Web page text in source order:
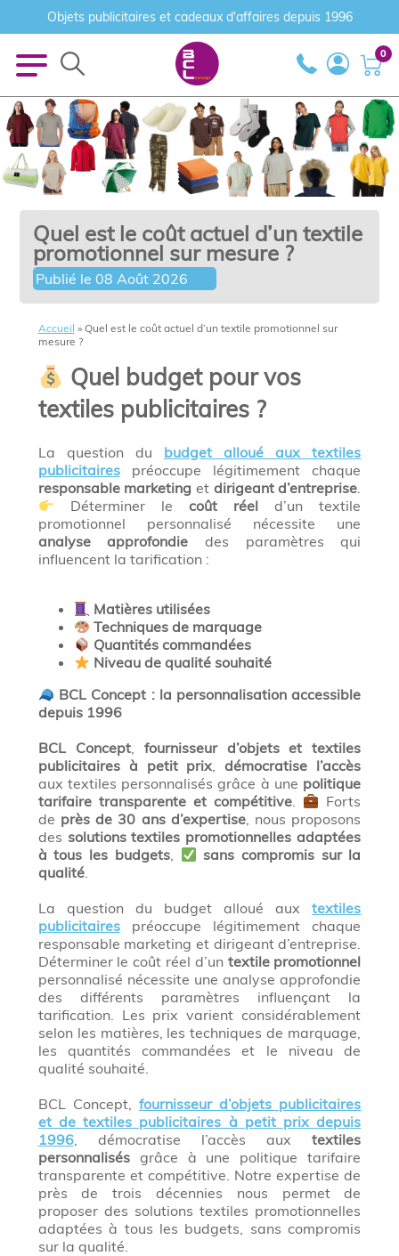
Objets publicitaires et cadeaux d'affaires depuis 1996
0
Quel est le coût actuel d’un textile
promotionnel sur mesure ?
Publié le08 Août 2026
Accueil » Quel est le coût actuel d’un textile promotionnel sur
mesure ?
Quel budget pour vos
textiles publicitaires ?
La question du budget alloué aux textiles
publicitairespréoccupe légitimement chaque
responsable marketing et dirigeant d’entreprise.
Déterminer lecoût réel d’un textile
promotionnel personnalisé nécessite une
analyse approfondie des paramètres qui
influencent la tarification :
Matières utilisées
Techniques de marquage
Quantités commandées
Niveau de qualité souhaité
BCL Concept : la personnalisation accessible
depuis 1996
BCL Concept, fournisseur d’objets et textiles
publicitaires à petit prix,démocratise l’accès
aux textiles personnalisés grâce à une politique
tarifaire transparente et compétitive.
Forts
de près de 30 ans d’expertise, nous proposons
des solutions textiles promotionnelles adaptées
à tous les budgets,
sans compromis sur la
qualité.
La question du budget alloué auxtextiles
publicitairespréoccupe légitimement chaque
responsable marketing et dirigeant d’entreprise.
Déterminer le coût réel d’un textile promotionnel
personnalisé nécessite une analyse approfondie
des différents paramètres influençant la
tarification. Les prix varient considérablement
selon les matières, les techniques de marquage,
les quantités commandées et le niveau de
qualité souhaité.
BCL Concept, fournisseur d’objets publicitaires
et de textiles publicitaires à petit prix depuis
1996, démocratise l’accès auxtextiles
personnalisésgrâce à une politique tarifaire
transparente et compétitive. Notre expertise de
près de trois décennies nous permet de
proposer des solutions textiles promotionnelles
adaptées à tous les budgets, sans compromis
sur la qualité.